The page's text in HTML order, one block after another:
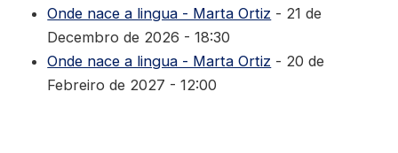
Onde nace a lingua - Marta Ortiz - 21 de
Decembro de 2026 - 18:30
Onde nace a lingua - Marta Ortiz - 20 de
Febreiro de 2027 - 12:00